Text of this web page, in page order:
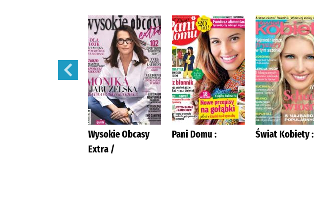
Wysokie Obcasy
Extra /
Pani Domu : Świat Kobiety :